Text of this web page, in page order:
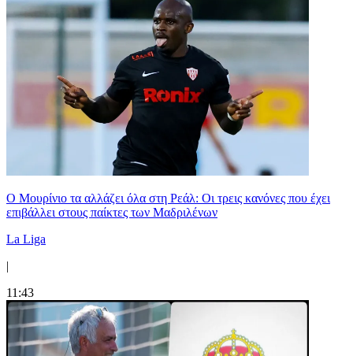
Ο Μουρίνιο τα αλλάζει όλα στη Ρεάλ: Οι τρεις κανόνες που έχει
επιβάλλει στους παίκτες των Μαδριλένων
La Liga
|
11:43